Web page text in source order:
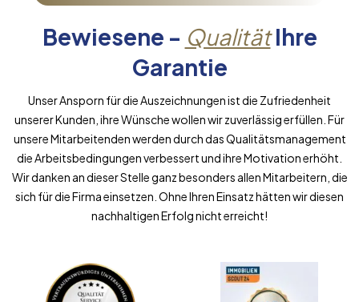
Bewiesene - QualitätIhre
Garantie
Unser Ansporn für die Auszeichnungen ist die Zufriedenheit
unserer Kunden, ihre Wünsche wollen wir zuverlässig erfüllen. Für
unsere Mitarbeitenden werden durch das Qualitätsmanagement
die Arbeitsbedingungen verbessert und ihre Motivation erhöht.
Wir danken an dieser Stelle ganz besonders allen Mitarbeitern, die
sich für die Firma einsetzen. Ohne Ihren Einsatz hätten wir diesen
nachhaltigen Erfolg nicht erreicht!